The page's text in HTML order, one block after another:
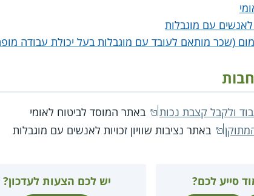
לאנשים עם מוגבלות
(שכר מותאם לעובד עם מוגבלות בעל יכולת עבודה
ולקבל קצבת נכות
באתר המוסד לביטוח לאומי
באתר נציבות שוויון זכויות לאנשים עם מוגבלות
סייע לכם? יש לכם הצעות לעדכון?